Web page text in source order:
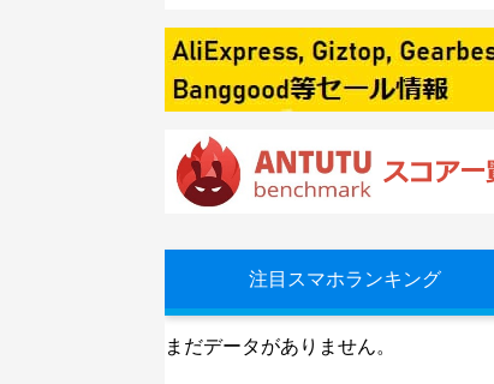
注目スマホランキング
まだデータがありません。